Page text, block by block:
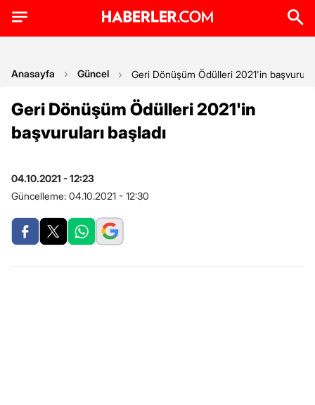
Anasayfa Güncel Geri Dönüşüm Ödülleri 2021'in
Geri Dönüşüm Ödülleri 2021'in
başvuruları başladı
04.10.2021 - 12:23
Güncelleme: 04.10.2021 - 12:30